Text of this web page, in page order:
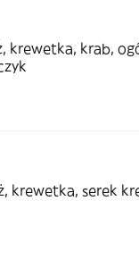
krewetka, krab,
krewetka, serek